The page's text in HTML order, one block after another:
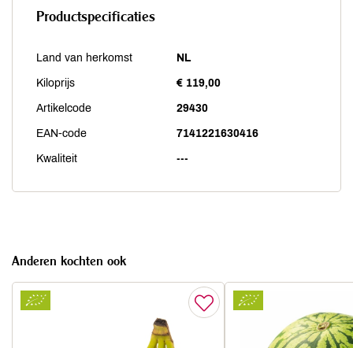
Productspecificaties
Land van herkomst NL
Kiloprijs € 119,00
Artikelcode 29430
EAN-code 7141221630416
Kwaliteit ---
Anderen kochten ook